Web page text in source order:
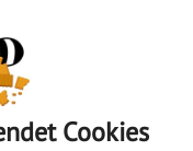
Cookies